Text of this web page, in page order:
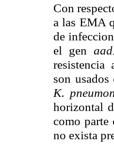
Con
a las EMA
de
el genaad
resistencia
son
K.
horizontal
como
no exista